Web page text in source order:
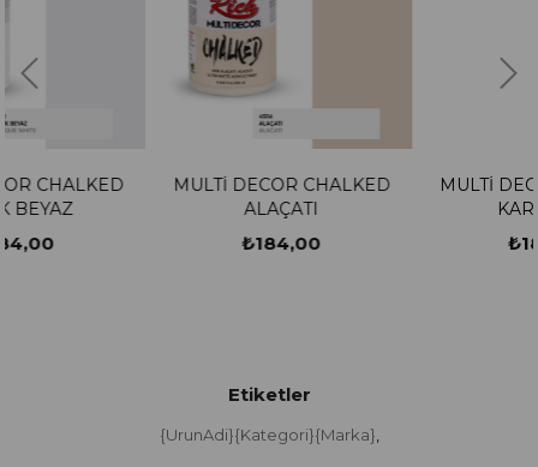
MULTİ DECOR CHALKED
MULTİ DECOR
Etiketler
{UrunAdi}{Kategori}{Marka},